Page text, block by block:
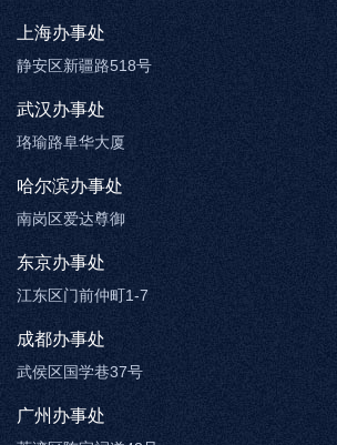
上海办事处
静安区新疆路518号
武汉办事处
珞瑜路阜华大厦
哈尔滨办事处
南岗区爱达尊御
东京办事处
江东区门前仲町1-7
成都办事处
武侯区国学巷37号
广州办事处